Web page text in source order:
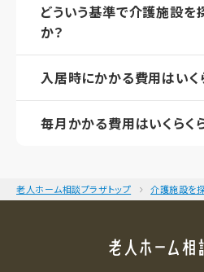
どういう基準で介護施設を
か？
入居時にかかる費用はいく
毎月かかる費用はいくらく
老人ホーム相談プラザトップ 介護施設を